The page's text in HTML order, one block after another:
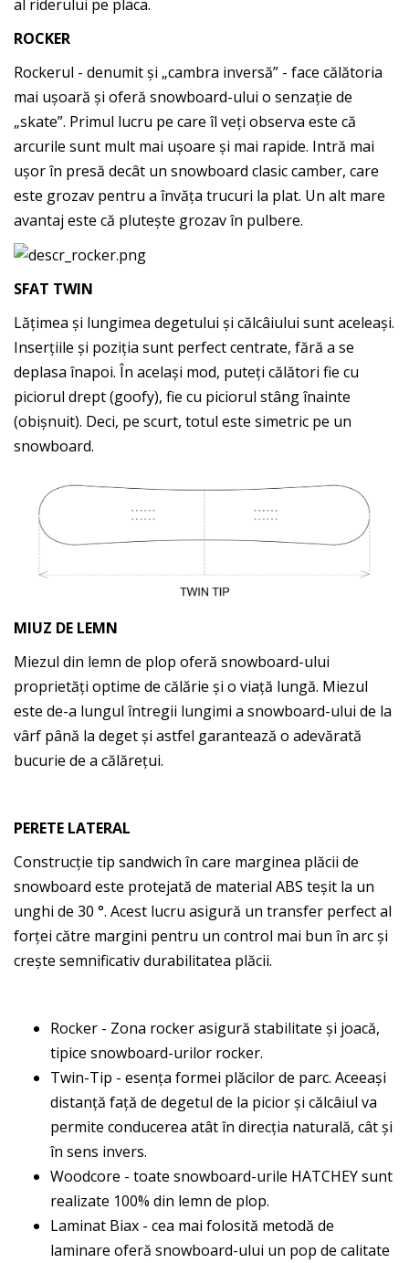
al riderului pe placa.
ROCKER
Rockerul - denumit și „cambra inversă” - face călătoria
mai ușoară și oferă snowboard-ului o senzație de
„skate”. Primul lucru pe care îl veți observa este că
arcurile sunt mult mai ușoare și mai rapide. Intră mai
ușor în presă decât un snowboard clasic camber, care
este grozav pentru a învăța trucuri la plat. Un alt mare
avantaj este că plutește grozav în pulbere.
SFAT TWIN
Lățimea și lungimea degetului și călcâiului sunt aceleași.
Inserțiile și poziția sunt perfect centrate, fără a se
deplasa înapoi. În același mod, puteți călători fie cu
piciorul drept (goofy), fie cu piciorul stâng înainte
(obișnuit). Deci, pe scurt, totul este simetric pe un
snowboard.
MIUZ DE LEMN
Miezul din lemn de plop oferă snowboard-ului
proprietăți optime de călărie și o viață lungă. Miezul
este de-a lungul întregii lungimi a snowboard-ului de la
vârf până la deget și astfel garantează o adevărată
bucurie de a călărețui.
PERETE LATERAL
Construcție tip sandwich în care marginea plăcii de
snowboard este protejată de material ABS teșit la un
unghi de 30 °. Acest lucru asigură un transfer perfect al
forței către margini pentru un control mai bun în arc și
crește semnificativ durabilitatea plăcii.
Rocker - Zona rocker asigură stabilitate și joacă,
tipice snowboard-urilor rocker.
Twin-Tip - esența formei plăcilor de parc. Aceeași
distanță față de degetul de la picior și călcâiul va
permite conducerea atât în direcția naturală, cât și
în sens invers.
Woodcore - toate snowboard-urile HATCHEY sunt
realizate 100% din lemn de plop.
Laminat Biax - cea mai folosită metodă de
laminare oferă snowboard-ului un pop de calitate